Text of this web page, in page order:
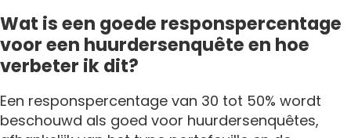
Wat is een goede responspercentage
voor een huurdersenquête en hoe
verbeter ik dit?
Een responspercentage van 30 tot 50% wordt
beschouwd als goed voor huurdersenquêtes,